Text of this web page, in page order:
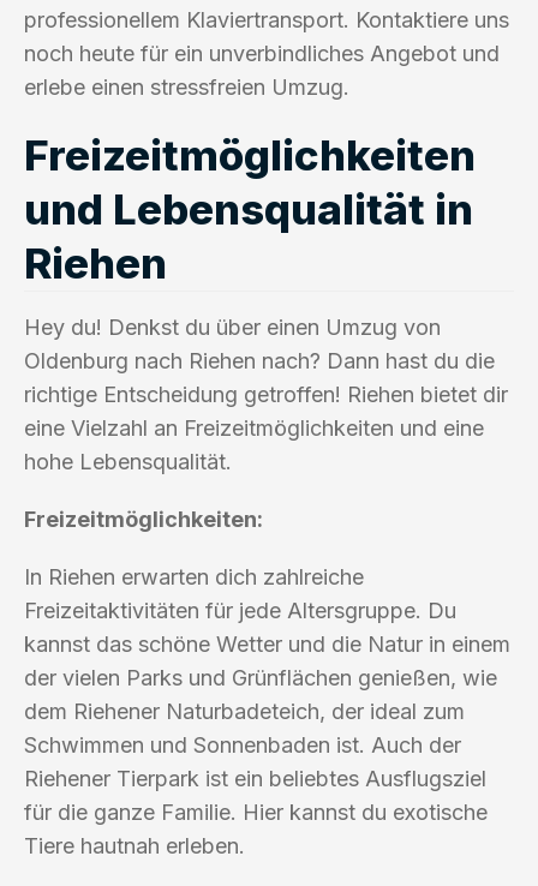
professionellem Klaviertransport. Kontaktiere uns
noch heute für ein unverbindliches Angebot und
erlebe einen stressfreien Umzug.
Freizeitmöglichkeiten
und Lebensqualität in
Riehen
Hey du! Denkst du über einen Umzug von
Oldenburg nach Riehen nach? Dann hast du die
richtige Entscheidung getroffen! Riehen bietet dir
eine Vielzahl an Freizeitmöglichkeiten und eine
hohe Lebensqualität.
Freizeitmöglichkeiten:
In Riehen erwarten dich zahlreiche
Freizeitaktivitäten für jede Altersgruppe. Du
kannst das schöne Wetter und die Natur in einem
der vielen Parks und Grünflächen genießen, wie
dem Riehener Naturbadeteich, der ideal zum
Schwimmen und Sonnenbaden ist. Auch der
Riehener Tierpark ist ein beliebtes Ausflugsziel
für die ganze Familie. Hier kannst du exotische
Tiere hautnah erleben.